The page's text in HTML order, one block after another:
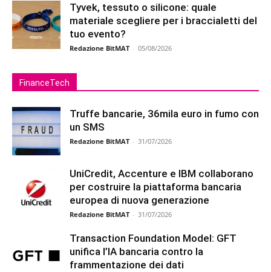
Tyvek, tessuto o silicone: quale
materiale scegliere per i braccialetti del
tuo evento?
Redazione BitMAT - 05/08/2026
FinanceTech
Truffe bancarie, 36mila euro in fumo con
un SMS
Redazione BitMAT - 31/07/2026
UniCredit, Accenture e IBM collaborano
per costruire la piattaforma bancaria
europea di nuova generazione
Redazione BitMAT - 31/07/2026
Transaction Foundation Model: GFT
unifica l’IA bancaria contro la
frammentazione dei dati